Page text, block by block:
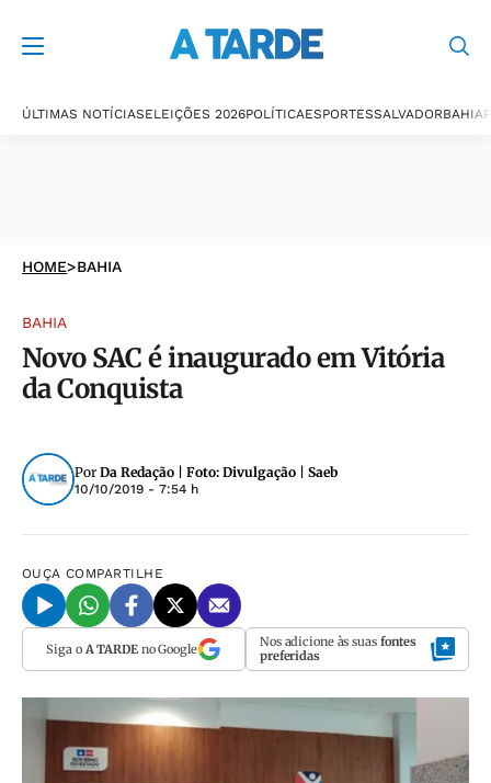
ÚLTIMAS NOTÍCIASELEIÇÕES 2026POLÍTICAESPORTESSALVADORBAHIA
HOME>BAHIA
BAHIA
Novo SAC é inaugurado em Vitória
da Conquista
Por Da Redação | Foto: Divulgação | Saeb
10/10/2019 - 7:54 h
OUÇA COMPARTILHE
Siga o A TARDEno Google Nos adicione às suas fontes
preferidas